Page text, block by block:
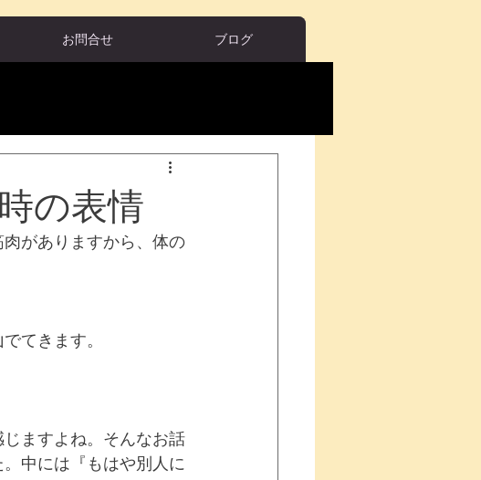
お問合せ ブログ
の表情
がありますから、体の
てきます。
ますよね。そんなお話
中には『もはや別人に